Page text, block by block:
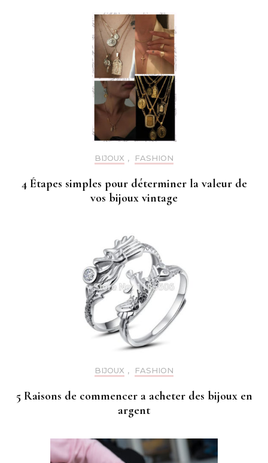
BIJOUX , FASHION
4 Étapes simples pour déterminer la valeur de
vos bijoux vintage
BIJOUX , FASHION
5 Raisons de commencer a acheter des bijoux en
argent